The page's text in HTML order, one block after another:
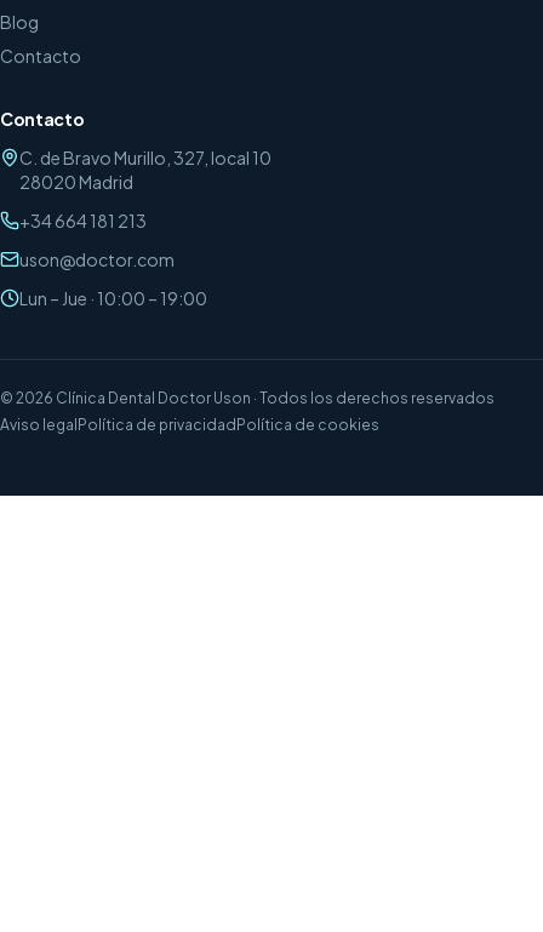
Blog
Contacto
Contacto
C. de Bravo Murillo, 327, local 10
28020 Madrid
+34 664 181 213
uson@doctor.com
Lun – Jue · 10:00 – 19:00
© 2026 Clínica Dental Doctor Uson · Todos los derechos reservados
Aviso legal Política de privacidad Política de cookies